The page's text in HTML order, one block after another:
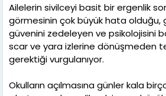
Ailelerin sivilceyi basit bir ergenlik
görmesinin çok büyük hata olduğu,
güvenini zedeleyen ve psikolojisini
scar ve yara izlerine dönüşmeden
gerektiği vurgulanıyor.
Okulların açılmasına günler kala